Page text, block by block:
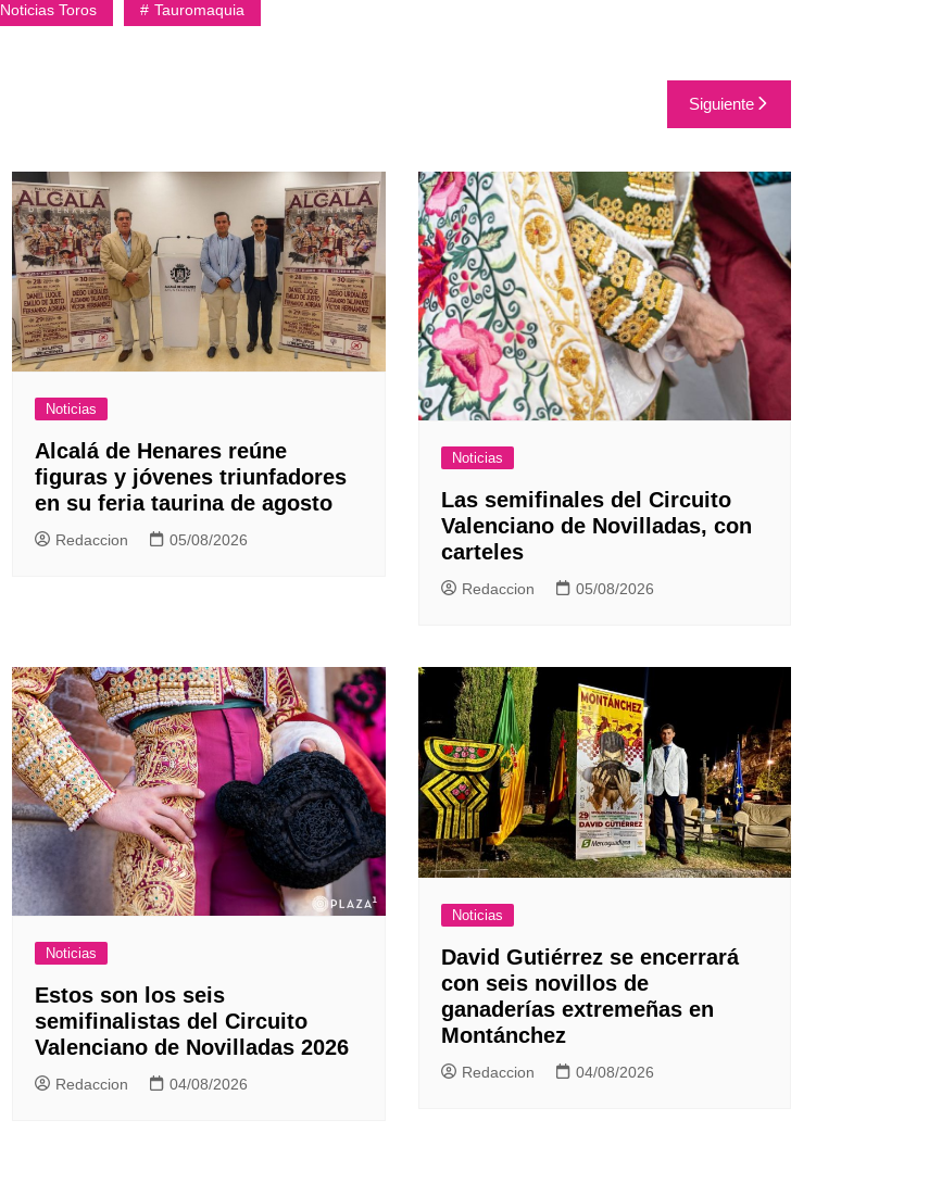
Noticias Toros Tauromaquia
Siguiente
Noticias
Alcalá de Henares reúne
figuras y jóvenes triunfadores
en su feria taurina de agosto
Redaccion 05/08/2026
Noticias
Las semifinales del Circuito
Valenciano de Novilladas, con
carteles
Redaccion 05/08/2026
Noticias
Estos son los seis
semifinalistas del Circuito
Valenciano de Novilladas 2026
Redaccion 04/08/2026
Noticias
David Gutiérrez se encerrará
con seis novillos de
ganaderías extremeñas en
Montánchez
Redaccion 04/08/2026